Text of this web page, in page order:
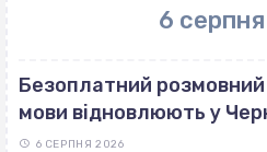
6
Безоплатний розмовний
мови відновлюють у
6 СЕРПНЯ 2026